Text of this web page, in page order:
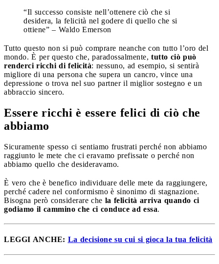
“Il successo consiste nell’ottenere ciò che si
desidera, la felicità nel godere di quello che si
ottiene” – Waldo Emerson
Tutto questo non si può comprare neanche con tutto l’oro del
mondo. È per questo che, paradossalmente, tutto ciò può
renderci ricchi di felicità: nessuno, ad esempio, si sentirà
migliore di una persona che supera un cancro, vince una
depressione o trova nel suo partner il miglior sostegno e un
abbraccio sincero.
Essere ricchi è essere felici di ciò che
abbiamo
Sicuramente spesso ci sentiamo frustrati perché non abbiamo
raggiunto le mete che ci eravamo prefissate o perché non
abbiamo quello che desideravamo.
È vero che è benefico individuare delle mete da raggiungere,
perché cadere nel conformismo è sinonimo di stagnazione.
Bisogna però considerare che la felicità arriva quando ci
godiamo il cammino che ci conduce ad essa.
LEGGI ANCHE: La decisione su cui si gioca la tua felicità